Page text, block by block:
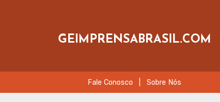
GEIMPRENSABRASIL.COM
Fale Conosco Sobre Nós